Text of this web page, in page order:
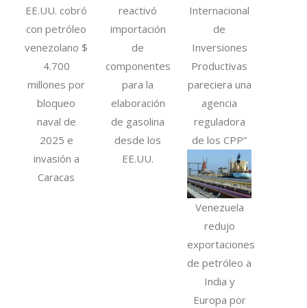
EE.UU. cobró
con petróleo
venezolano $
4.700
millones por
bloqueo
naval de
2025 e
invasión a
Caracas
reactivó
importación
de
componentes
para la
elaboración
de gasolina
desde los
EE.UU.
Internacional
de
Inversiones
Productivas
pareciera una
agencia
reguladora
de los CPP”
Venezuela
redujo
exportaciones
de petróleo a
India y
Europa por